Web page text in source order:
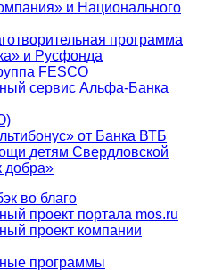
и Национального
программа
и Русфонда
FESCO
сервис Альфа-Банка
от Банка ВТБ
детям Свердловской
добра»
во благо
проект портала mos.ru
проект компании
программы